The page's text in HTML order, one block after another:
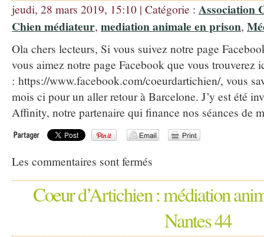
jeudi, 28 mars 2019, 15:10 | Catégorie : Association
Chien médiateur, mediation animale en prison,
Ola chers lecteurs, Si vous suivez notre page
vous aimez notre page Facebook que vous trouverez
: https://www.facebook.com/coeurdartichien/, vous
mois ci pour un aller retour à Barcelone. J’y est été
Affinity, notre partenaire qui finance nos séances de
Les commentaires sont fermés
Coeur d’Artichien : médiation
Nantes 44